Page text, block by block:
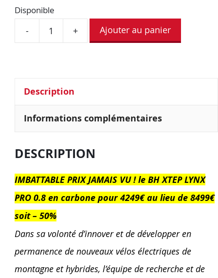
Disponible
- + Ajouter au panier
Description
Informations complémentaires
DESCRIPTION
IMBATTABLE PRIX JAMAIS VU ! le BH XTEP LYNX
PRO 0.8 en carbone pour 4249€ au lieu de 8499€
soit – 50%
Dans sa volonté d’innover et de développer en
permanence de nouveaux vélos électriques de
montagne et hybrides, l’équipe de recherche et de